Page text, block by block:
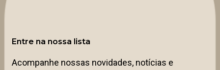
Entre na nossa lista
Acompanhe nossas novidades, notícias e